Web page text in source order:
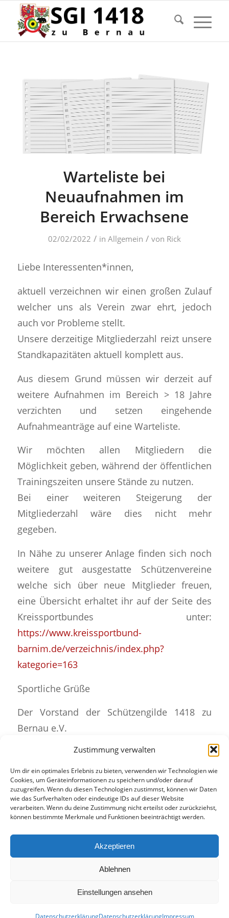
Zustimmung verwalten
Um dir ein optimales Erlebnis zu bieten, verwenden wir Technologien wie
Cookies, um Geräteinformationen zu speichern und/oder darauf
zuzugreifen. Wenn du diesen Technologien zustimmst, können wir Daten
wie das Surfverhalten oder eindeutige IDs auf dieser Website
verarbeiten. Wenn du deine Zustimmung nicht erteilst oder zurückziehst,
können bestimmte Merkmale und Funktionen beeinträchtigt werden.
Akzeptieren
Ablehnen
Einstellungen ansehen
DatenschutzerklärungDatenschutzerklärungImpressum
Warteliste bei
Neuaufnahmen im
Bereich Erwachsene
02/02/2022 / in Allgemein / von Rick
Liebe Interessenten*innen,
aktuell verzeichnen wir einen großen Zulauf
welcher uns als Verein zwar ehrt, jedoch
auch vor Probleme stellt.
Unsere derzeitige Mitgliederzahl reizt unsere
Standkapazitäten aktuell komplett aus.
Aus diesem Grund müssen wir derzeit auf
weitere Aufnahmen im Bereich > 18 Jahre
verzichten und setzen eingehende
Aufnahmeanträge auf eine Warteliste.
Wir möchten allen Mitgliedern die
Möglichkeit geben, während der öffentlichen
Trainingszeiten unsere Stände zu nutzen.
Bei einer weiteren Steigerung der
Mitgliederzahl wäre dies nicht mehr
gegeben.
In Nähe zu unserer Anlage finden sich noch
weitere gut ausgestatte Schützenvereine
welche sich über neue Mitglieder freuen,
eine Übersicht erhaltet ihr auf der Seite des
Kreissportbundes unter:
https://www.kreissportbund-
barnim.de/verzeichnis/index.php?
kategorie=163
Sportliche Grüße
Der Vorstand der Schützengilde 1418 zu
Bernau e.V.
Eintrag teilen